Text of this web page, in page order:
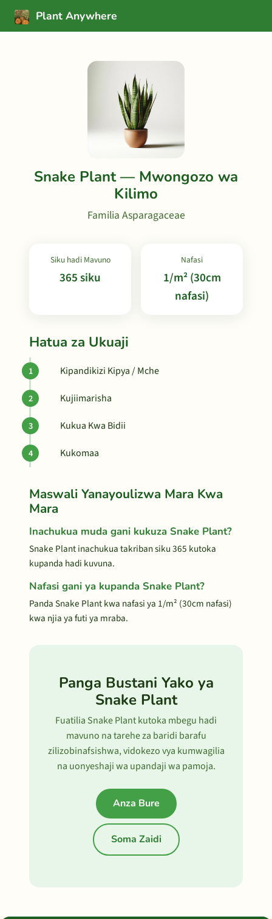
Plant Anywhere
Snake Plant — Mwongozo wa
Kilimo
Familia Asparagaceae
Siku hadi Mavuno
365 siku
Nafasi
1/m² (30cm
nafasi)
Hatua za Ukuaji
Kipandikizi Kipya / Mche
Kujiimarisha
Kukua Kwa Bidii
Kukomaa
Maswali Yanayoulizwa Mara Kwa
Mara
Inachukua muda gani kukuza Snake Plant?
Snake Plant inachukua takriban siku 365 kutoka
kupanda hadi kuvuna.
Nafasi gani ya kupanda Snake Plant?
Panda Snake Plant kwa nafasi ya 1/m² (30cm nafasi)
kwa njia ya futi ya mraba.
Panga Bustani Yako ya
Snake Plant
Fuatilia Snake Plant kutoka mbegu hadi
mavuno na tarehe za baridi barafu
zilizobinafsishwa, vidokezo vya kumwagilia
na uonyeshaji wa upandaji wa pamoja.
Anza Bure
Soma Zaidi